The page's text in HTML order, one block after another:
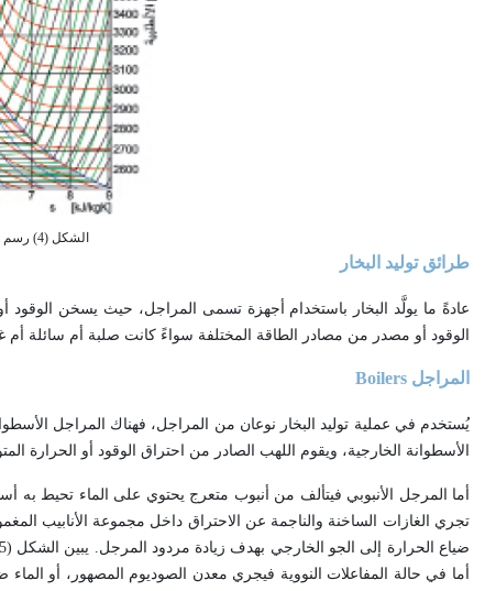
الشكل (4) رسم بياني لدرجة حرارة البخار بدلالة الأنطلبية
طرائق توليد البخار
عادةً ما يولَّد البخار باستخدام أجهزة تسمى المراجل، حيث يسخن الوقود
الوقود أو مصدر من مصادر الطاقة المختلفة سواءً كانت صلبة أم سائلة أم
المراجل Boilers
يُستخدم في عملية توليد البخار نوعان من المراجل، فهناك المراجل
الأسطوانة الخارجية، ويقوم اللهب الصادر من احتراق الوقود أو الحرارة
أما المرجل الأنبوبي فيتألف من أنبوب متعرج يحتوي على الماء تحيط به
تجري الغازات الساخنة والناجمة عن الاحتراق داخل مجموعة الأنابيب
أما في حالة المفاعلات النووية فيجري معدن الصوديوم المصهور، أو الماء